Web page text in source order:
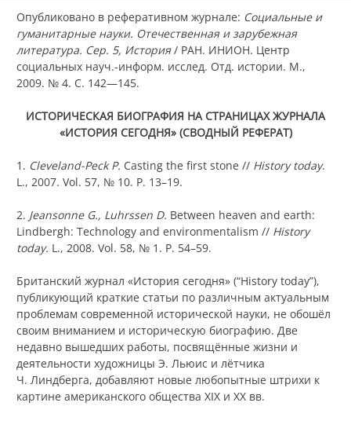
Опубликовано в реферативном журнале: Социальные и
гуманитарные науки. Отечественная и зарубежная
литература. Сер. 5, История/ РАН. ИНИОН. Центр
социальных науч.-информ. исслед. Отд. истории. М.,
2009. № 4. С. 142—145.
ИСТОРИЧЕСКАЯ БИОГРАФИЯ НА СТРАНИЦАХ ЖУРНАЛА
«ИСТОРИЯ СЕГОДНЯ» (СВОДНЫЙ РЕФЕРАТ)
1. Cleveland-Peck P. Casting the first stone // History today.
L., 2007. Vol. 57, № 10. P. 13–19.
2. Jeansonne G., Luhrssen D. Between heaven and earth:
Lindbergh: Technology and environmentalism // History
today. L., 2008. Vol. 58, № 1. P. 54–59.
Британский журнал «История сегодня» (“History today”),
публикующий краткие статьи по различным актуальным
проблемам современной исторической науки, не обошёл
своим вниманием и историческую биографию. Две
недавно вышедших работы, посвящённые жизни и
деятельности художницы Э. Льюис и лётчика
Ч. Линдберга, добавляют новые любопытные штрихи к
картине американского общества XIX и XX вв.